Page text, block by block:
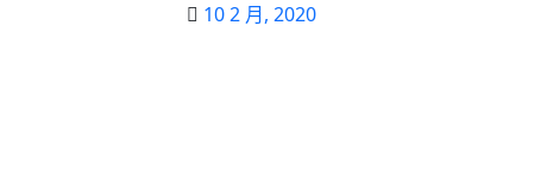
10 2 月, 2020